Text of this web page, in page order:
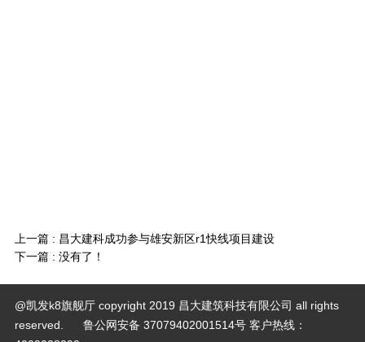
上一篇 : 昌大建科成功参与雄安新区r1快线项目建设
下一篇 : 没有了！
@凯发k8旗舰厅 copyright 2019 昌大建筑科技有限公司 all rights
reserved. 鲁公网安备 37079402001514号 客户热线：